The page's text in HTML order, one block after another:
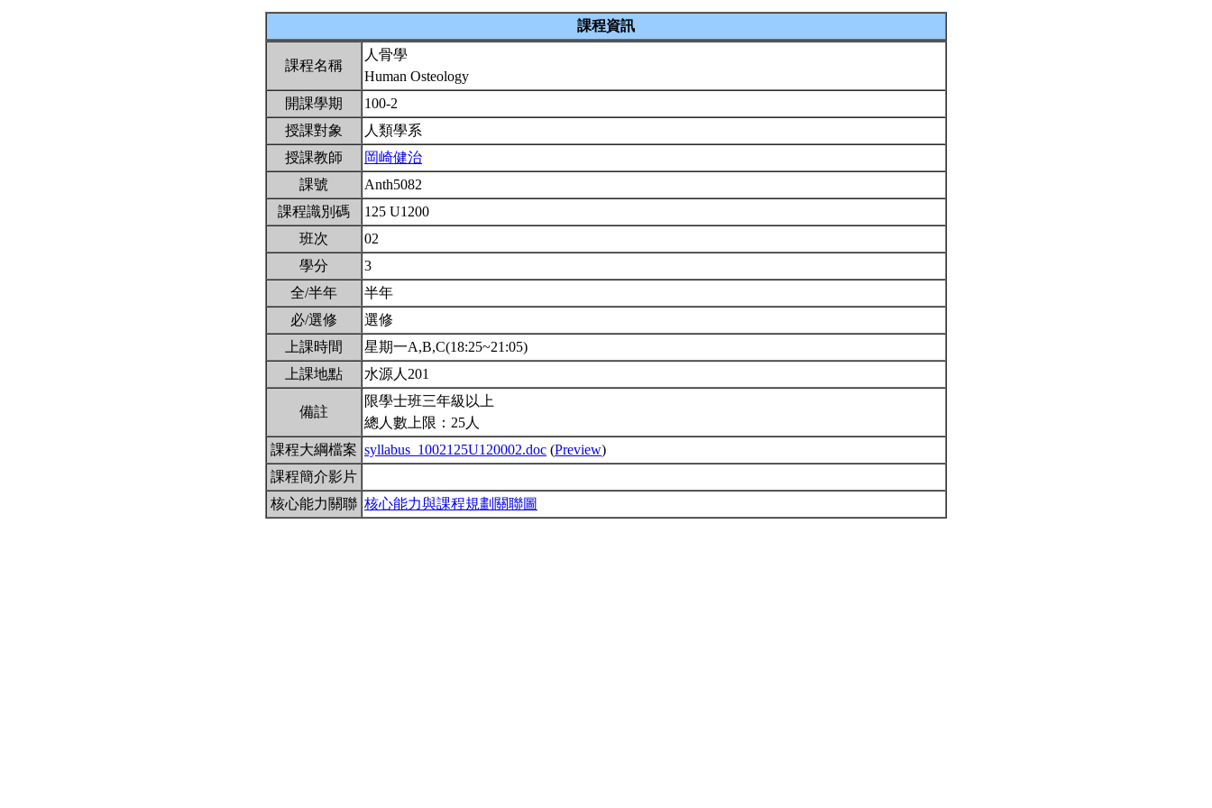
課程資訊
課程名稱
人骨學
Human Osteology
開課學期
100-2
授課對象
人類學系
授課教師
岡崎健治
課號
Anth5082
課程識別碼
125 U1200
班次
02
學分
3
全/半年
半年
必/選修
選修
上課時間
星期一A,B,C(18:25~21:05)
上課地點
水源人201
備註
限學士班三年級以上
總人數上限：25人
課程大綱檔案 syllabus_1002125U120002.doc (Preview)
課程簡介影片
核心能力關聯 核心能力與課程規劃關聯圖